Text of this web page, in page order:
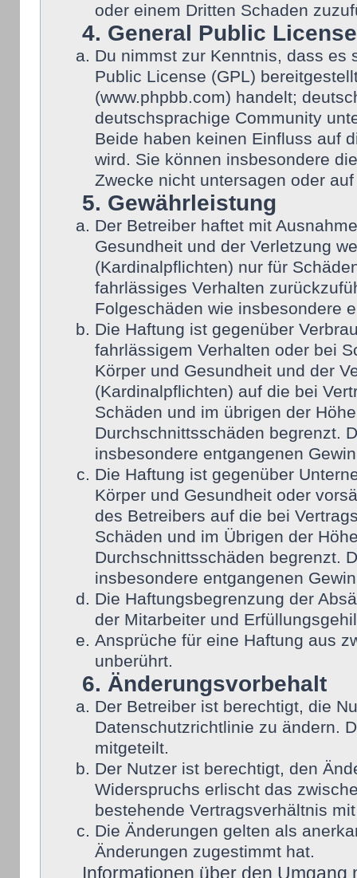
oder einem Dritten Schaden
4. General Public License
Du nimmst zur Kenntnis, dass es
Public License (GPL)
(www.phpbb.com) handelt;
deutschsprachige Community
Beide haben keinen Einfluss auf
wird. Sie können insbesondere
Zwecke nicht untersagen oder
5. Gewährleistung
Der Betreiber haftet mit
Gesundheit und der Verletzung
(Kardinalpflichten) nur für
fahrlässiges Verhalten
Folgeschäden wie insbesondere
Die Haftung ist gegenüber
fahrlässigem Verhalten oder bei
Körper und Gesundheit und der
(Kardinalpflichten) auf die bei
Schäden und im übrigen der
Durchschnittsschäden begrenzt.
insbesondere entgangenen
Die Haftung ist gegenüber
Körper und Gesundheit oder
des Betreibers auf die bei
Schäden und im Übrigen der
Durchschnittsschäden begrenzt.
insbesondere entgangenen
Die Haftungsbegrenzung der
der Mitarbeiter und
Ansprüche für eine Haftung aus
unberührt.
6. Änderungsvorbehalt
Der Betreiber ist berechtigt, die
Datenschutzrichtlinie zu ändern.
mitgeteilt.
Der Nutzer ist berechtigt, den
Widerspruchs erlischt das
bestehende Vertragsverhältnis
Die Änderungen gelten als
Änderungen zugestimmt hat.
Informationen über den